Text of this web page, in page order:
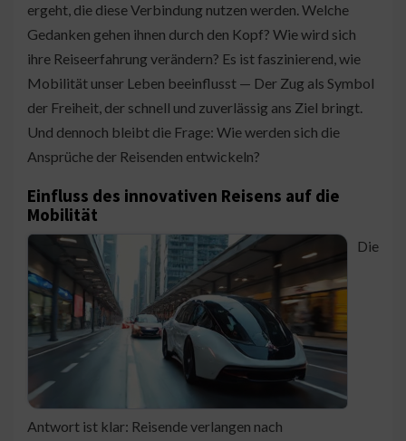
ergeht, die diese Verbindung nutzen werden. Welche
Gedanken gehen ihnen durch den Kopf? Wie wird sich
ihre Reiseerfahrung verändern? Es ist faszinierend, wie
Mobilität unser Leben beeinflusst — Der Zug als Symbol
der Freiheit, der schnell und zuverlässig ans Ziel bringt.
Und dennoch bleibt die Frage: Wie werden sich die
Ansprüche der Reisenden entwickeln?
Einfluss des innovativen Reisens auf die
Mobilität
Die
Antwort ist klar: Reisende verlangen nach